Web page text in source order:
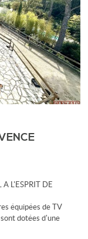
L'ESPRIT DE
équipées de TV
dotées d'une